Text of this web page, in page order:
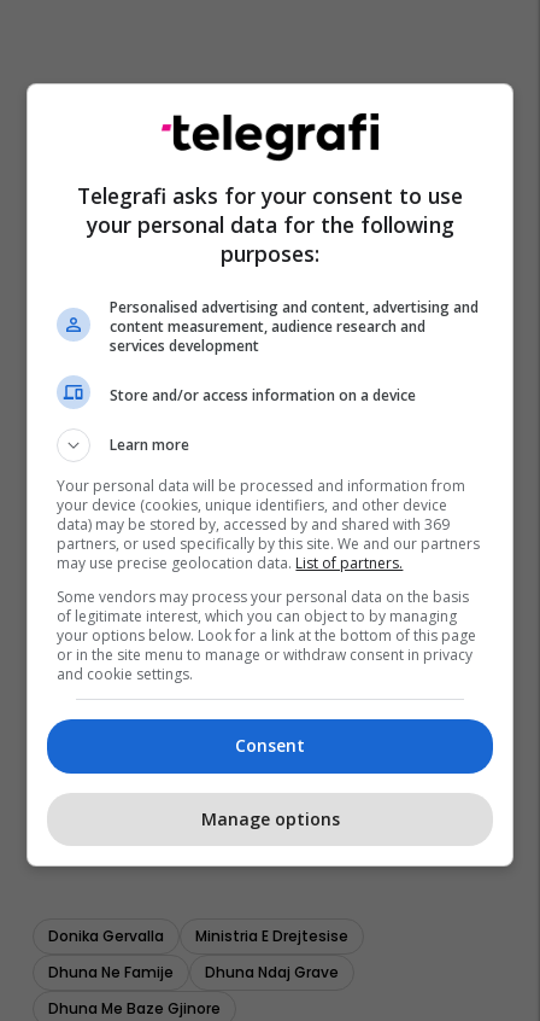
Donika Gervalla
Ministria E Drejtesise
Dhuna Ne Famije
Dhuna Ndaj Grave
Dhuna Me Baze Gjinore
Telegrafi asks for your consent to use
your personal data for the following
purposes:
Personalised advertising and content, advertising and
content measurement, audience research and
services development
Store and/or access information on a device
Learn more
Your personal data will be processed and information from
your device (cookies, unique identifiers, and other device
data) may be stored by, accessed by and shared with 369
partners, or used specifically by this site. We and our partners
may use precise geolocation data. List of partners.
Some vendors may process your personal data on the basis
of legitimate interest, which you can object to by managing
your options below. Look for a link at the bottom of this page
or in the site menu to manage or withdraw consent in privacy
and cookie settings.
Consent
Manage options